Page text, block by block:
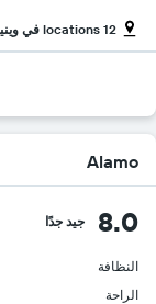
12 locations في وينيبيغ
Alamo
8.0 جيد جدًا
النظافة
الراحة